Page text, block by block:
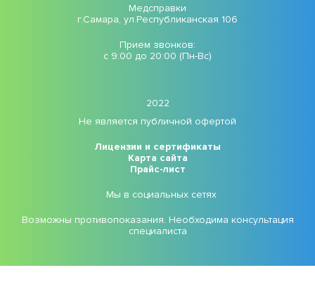
Медсправки
г.Самара, ул.Республиканская 106
Прием звонков:
с 9:00 до 20:00 (Пн-Вс)
2022
Не является публичной офертой
Лицензии и сертификаты
Карта сайта
Прайс-лист
Мы в социальных сетях
Возможны противопоказания. Необходима консультация
специалиста